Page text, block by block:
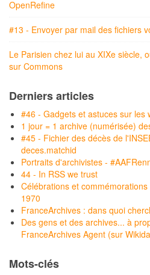
OpenRefine
#13 - Envoyer par mail des fichiers
Le Parisien chez lui au XIXe siècle,
sur Commons
Derniers articles
#46 - Gadgets et astuces sur les
1 jour = 1 archive (numérisée)
#45 - Fichier des décès de
deces.matchid
Portraits d'archivistes -
44 - In RSS we trust
Célébrations et
1970
FranceArchives : dans quoi
Des gens et des archives... à
FranceArchives Agent (sur
Mots-clés